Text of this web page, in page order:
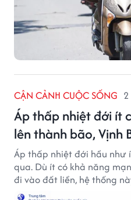
CẬN CẢNH CUỘC SỐNG
Áp thấp nhiệt đới ít
lên thành bão, Vịnh
Áp thấp nhiệt đới hầu như
qua. Dù ít có khả năng
đi vào đất liền, hệ thống
lớn trên nhiều vùng biển.